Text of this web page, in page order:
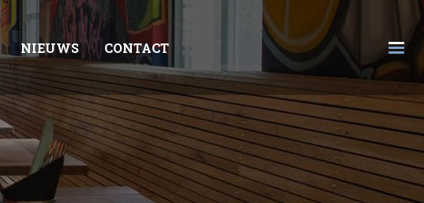
NIEUWS CONTACT